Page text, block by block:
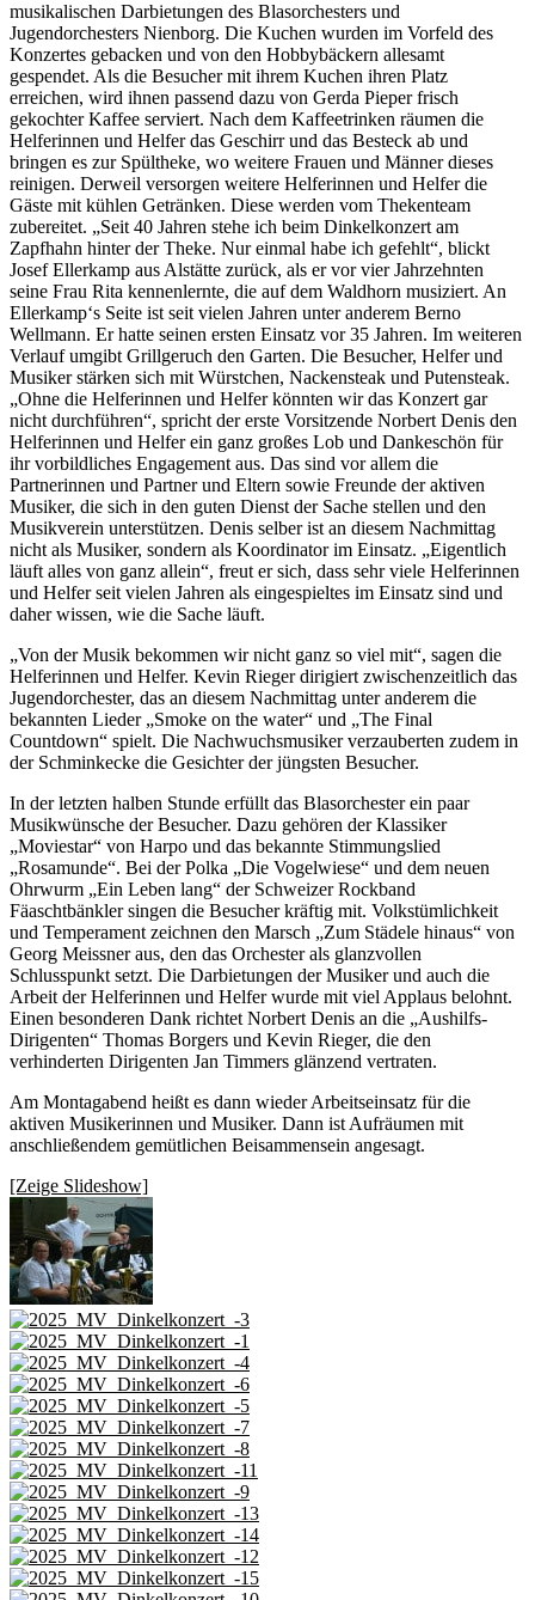
musikalischen Darbietungen des Blasorchesters und
Jugendorchesters Nienborg. Die Kuchen wurden im Vorfeld des
Konzertes gebacken und von den Hobbybäckern allesamt
gespendet. Als die Besucher mit ihrem Kuchen ihren Platz
erreichen, wird ihnen passend dazu von Gerda Pieper frisch
gekochter Kaffee serviert. Nach dem Kaffeetrinken räumen die
Helferinnen und Helfer das Geschirr und das Besteck ab und
bringen es zur Spültheke, wo weitere Frauen und Männer dieses
reinigen. Derweil versorgen weitere Helferinnen und Helfer die
Gäste mit kühlen Getränken. Diese werden vom Thekenteam
zubereitet. „Seit 40 Jahren stehe ich beim Dinkelkonzert am
Zapfhahn hinter der Theke. Nur einmal habe ich gefehlt“, blickt
Josef Ellerkamp aus Alstätte zurück, als er vor vier Jahrzehnten
seine Frau Rita kennenlernte, die auf dem Waldhorn musiziert. An
Ellerkamp‘s Seite ist seit vielen Jahren unter anderem Berno
Wellmann. Er hatte seinen ersten Einsatz vor 35 Jahren. Im weiteren
Verlauf umgibt Grillgeruch den Garten. Die Besucher, Helfer und
Musiker stärken sich mit Würstchen, Nackensteak und Putensteak.
„Ohne die Helferinnen und Helfer könnten wir das Konzert gar
nicht durchführen“, spricht der erste Vorsitzende Norbert Denis den
Helferinnen und Helfer ein ganz großes Lob und Dankeschön für
ihr vorbildliches Engagement aus. Das sind vor allem die
Partnerinnen und Partner und Eltern sowie Freunde der aktiven
Musiker, die sich in den guten Dienst der Sache stellen und den
Musikverein unterstützen. Denis selber ist an diesem Nachmittag
nicht als Musiker, sondern als Koordinator im Einsatz. „Eigentlich
läuft alles von ganz allein“, freut er sich, dass sehr viele Helferinnen
und Helfer seit vielen Jahren als eingespieltes im Einsatz sind und
daher wissen, wie die Sache läuft.
„Von der Musik bekommen wir nicht ganz so viel mit“, sagen die
Helferinnen und Helfer. Kevin Rieger dirigiert zwischenzeitlich das
Jugendorchester, das an diesem Nachmittag unter anderem die
bekannten Lieder „Smoke on the water“ und „The Final
Countdown“ spielt. Die Nachwuchsmusiker verzauberten zudem in
der Schminkecke die Gesichter der jüngsten Besucher.
In der letzten halben Stunde erfüllt das Blasorchester ein paar
Musikwünsche der Besucher. Dazu gehören der Klassiker
„Moviestar“ von Harpo und das bekannte Stimmungslied
„Rosamunde“. Bei der Polka „Die Vogelwiese“ und dem neuen
Ohrwurm „Ein Leben lang“ der Schweizer Rockband
Fäaschtbänkler singen die Besucher kräftig mit. Volkstümlichkeit
und Temperament zeichnen den Marsch „Zum Städele hinaus“ von
Georg Meissner aus, den das Orchester als glanzvollen
Schlusspunkt setzt. Die Darbietungen der Musiker und auch die
Arbeit der Helferinnen und Helfer wurde mit viel Applaus belohnt.
Einen besonderen Dank richtet Norbert Denis an die „Aushilfs-
Dirigenten“ Thomas Borgers und Kevin Rieger, die den
verhinderten Dirigenten Jan Timmers glänzend vertraten.
Am Montagabend heißt es dann wieder Arbeitseinsatz für die
aktiven Musikerinnen und Musiker. Dann ist Aufräumen mit
anschließendem gemütlichen Beisammensein angesagt.
[Zeige Slideshow]